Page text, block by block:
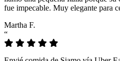
fue impecable. Muy elegante para
Martha F.
“